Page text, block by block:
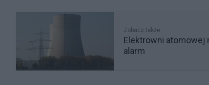
Zobacz także
Elektrowni atomowej
alarm